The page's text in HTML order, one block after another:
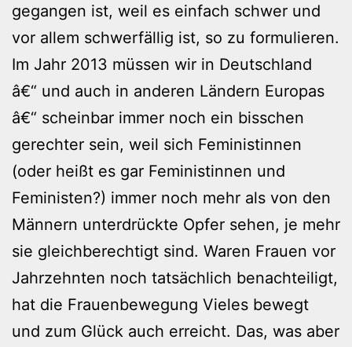
gegangen ist, weil es einfach schwer und
vor allem schwerfällig ist, so zu formulieren.
Im Jahr 2013 müssen wir in Deutschland
â€“ und auch in anderen Ländern Europas
â€“ scheinbar immer noch ein bisschen
gerechter sein, weil sich Feministinnen
(oder heißt es gar Feministinnen und
Feministen?) immer noch mehr als von den
Männern unterdrückte Opfer sehen, je mehr
sie gleichberechtigt sind. Waren Frauen vor
Jahrzehnten noch tatsächlich benachteiligt,
hat die Frauenbewegung Vieles bewegt
und zum Glück auch erreicht. Das, was aber